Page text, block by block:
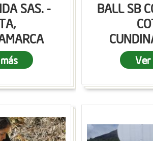
SAS. -
BALL SB
Ver